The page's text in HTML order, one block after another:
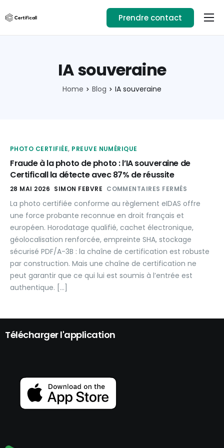
Usages
Téléchargez l’app
Prendre contact
IA souveraine
Home Blog IA souveraine
PHOTO CERTIFIÉE, PREUVE NUMÉRIQUE
Fraude à la photo de photo : l’IA souveraine de
Certificall la détecte avec 87% de réussite
28 MAI 2026 SIMON FEBVRE COMMENTAIRES FERMÉS
La photo certifiée conforme au règlement eIDAS offre
une force probante reconnue en droit français et
européen. Horodatage qualifié, cachet électronique,
géolocalisation renforcée, empreinte SHA, stockage
sécurisé PDF/A-3B : la chaîne de certification est robuste
par construction. Mais une chaîne de certification ne
peut garantir que ce qui lui est soumis à l’entrée est
authentique. […]
Télécharger l'application